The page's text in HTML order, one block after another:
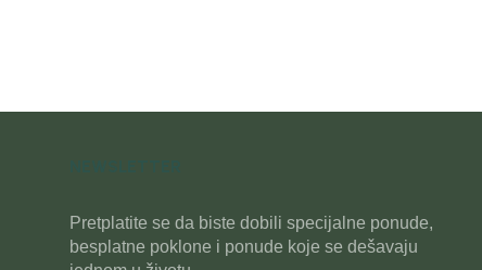
Pretplatite se da biste dobili specijalne ponude,
besplatne poklone i ponude koje se dešavaju